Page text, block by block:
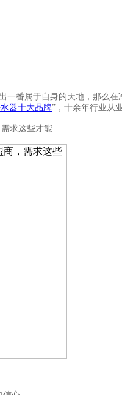
番属于自身的天地，那么在
器十大品牌”，十余年行业从
求这些才能